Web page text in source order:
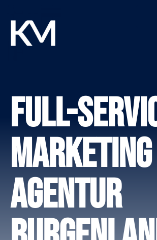
Full-
Marketing
Agentur